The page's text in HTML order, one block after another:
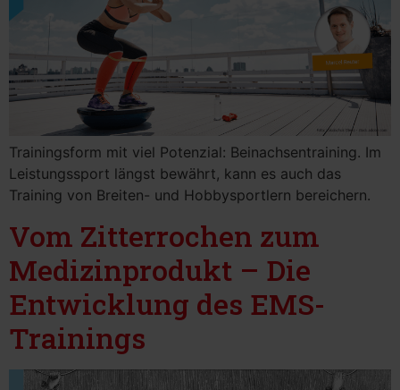
Trainingsform mit viel Potenzial: Beinachsentraining. Im
Leistungssport längst bewährt, kann es auch das
Training von Breiten- und Hobbysportlern bereichern.
Vom Zitterrochen zum
Medizinprodukt – Die
Entwicklung des EMS-
Trainings